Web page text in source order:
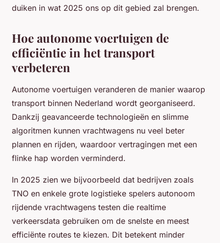
duiken in wat 2025 ons op dit gebied zal brengen.
Hoe autonome voertuigen de
efficiëntie in het transport
verbeteren
Autonome voertuigen veranderen de manier waarop
transport binnen Nederland wordt georganiseerd.
Dankzij geavanceerde technologieën en slimme
algoritmen kunnen vrachtwagens nu veel beter
plannen en rijden, waardoor vertragingen met een
flinke hap worden verminderd.
In 2025 zien we bijvoorbeeld dat bedrijven zoals
TNO en enkele grote logistieke spelers autonoom
rijdende vrachtwagens testen die realtime
verkeersdata gebruiken om de snelste en meest
efficiënte routes te kiezen. Dit betekent minder